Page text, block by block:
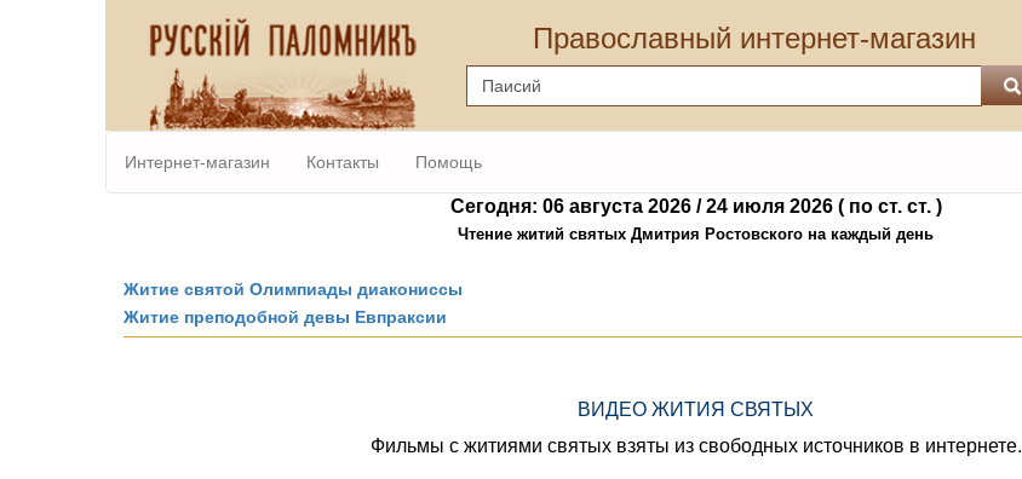
Православный интернет-магазин
Интернет-магазин Контакты Помощь
Сегодня: 06 августа 2026 / 24 июля 2026 ( по ст. ст. )
Чтение житий святых Дмитрия Ростовского на каждый день
Житие святой Олимпиады диакониссы
Житие преподобной девы Евпраксии
ВИДЕО ЖИТИЯ СВЯТЫХ
Фильмы с житиями святых взяты из свободных источников в интернете.